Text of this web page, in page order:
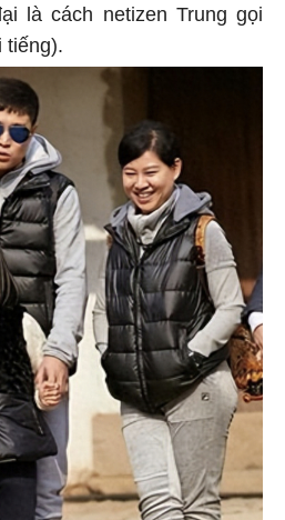
là cách netizen Trung gọi
tiếng).